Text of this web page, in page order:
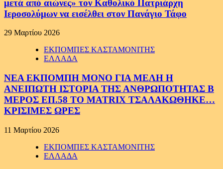
μετά από αιώνες» τον Καθολικό Πατριάρχη
Ιεροσολύμων να εισέλθει στον Πανάγιο Τάφο
29 Μαρτίου 2026
ΕΚΠΟΜΠΕΣ ΚΑΣΤΑΜΟΝΙΤΗΣ
ΕΛΛΑΔΑ
ΝΕΑ ΕΚΠΟΜΠΗ ΜΟΝΟ ΓΙΑ ΜΕΛΗ Η
ΑΝΕΙΠΩΤΗ ΙΣΤΟΡΙΑ ΤΗΣ ΑΝΘΡΩΠΟΤΗΤΑΣ Β
ΜΕΡΟΣ ΕΠ.58 ΤΟ MATRIX ΤΣΑΛΑΚΩΘΗΚΕ…
ΚΡΙΣΙΜΕΣ ΩΡΕΣ
11 Μαρτίου 2026
ΕΚΠΟΜΠΕΣ ΚΑΣΤΑΜΟΝΙΤΗΣ
ΕΛΛΑΔΑ